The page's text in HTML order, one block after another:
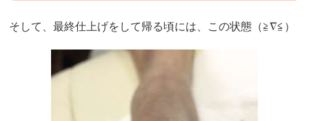
そして、最終仕上げをして帰る頃には、この状態（≧∇≦）